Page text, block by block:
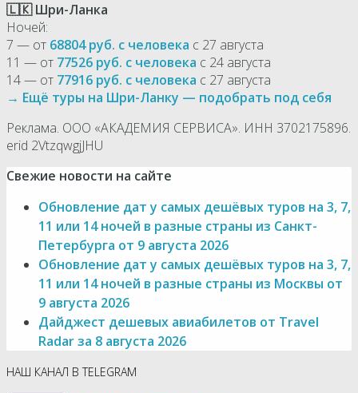
🇱🇰 Шри-Ланка
Ночей:
7 — от 68804 руб. с человека с 27 августа
11 — от 77526 руб. с человека с 24 августа
14 — от 77916 руб. с человека с 27 августа
→ Ещё туры на Шри-Ланку — подобрать под себя
Реклама. ООО «АКАДЕМИЯ СЕРВИСА». ИНН 3702175896.
erid 2VtzqwgjJHU
Свежие новости на сайте
Обновление дат у самых дешёвых туров на 3, 7,
11 или 14 ночей в разные страны из Санкт-
Петербурга от 9 августа 2026
Обновление дат у самых дешёвых туров на 3, 7,
11 или 14 ночей в разные страны из Москвы от
9 августа 2026
Дайджест дешевых авиабилетов от Travel
Radar за 8 августа 2026
НАШ КАНАЛ В TELEGRAM